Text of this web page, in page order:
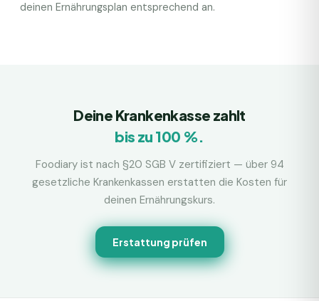
deinen Ernährungsplan entsprechend an.
Deine Krankenkasse zahlt
bis zu 100 %.
Foodiary ist nach §20 SGB V zertifiziert — über 94
gesetzliche Krankenkassen erstatten die Kosten für
deinen Ernährungskurs.
Erstattung prüfen